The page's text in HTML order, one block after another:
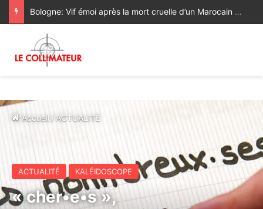
Bologne: Vif émoi après la mort cruelle d’un Marocain aux mains de policiers italiens
Accueil/ACTUALITÉ
ACTUALITÉ KALÉIDOSCOPE
« cher•e•s »,